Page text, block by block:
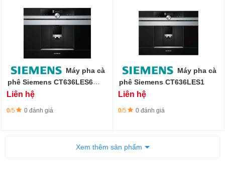
Máy pha cà
phê Siemens CT636LES6
iQ700
Liên hệ
0/5 0 đánh giá
Máy pha cà
phê Siemens CT636LES1
Liên hệ
0/5 0 đánh giá
Xem thêm sản phẩm